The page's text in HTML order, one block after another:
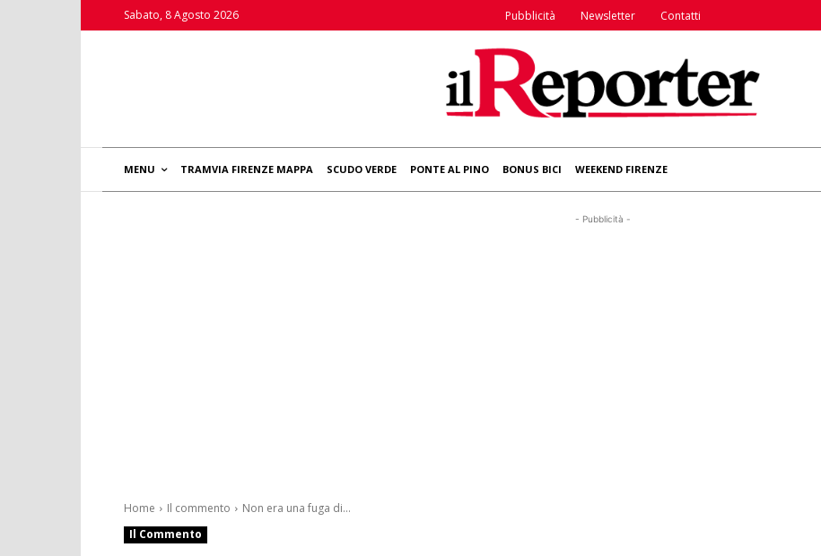
Sabato, 8 Agosto 2026 Pubblicità Newsletter Contatti
MENU TRAMVIA FIRENZE MAPPA SCUDO VERDE PONTE AL PINO BONUS BICI WEEKEND FIRENZE
- Pubblicità -
Home Il commento
Non era una fuga di...
Il Commento